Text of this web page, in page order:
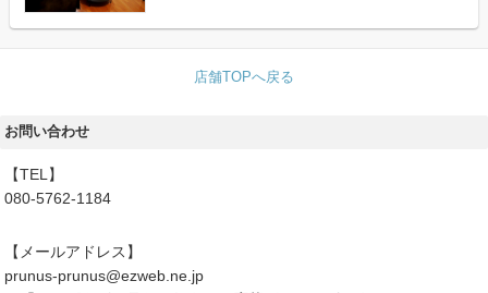
店舗TOPへ戻る
お問い合わせ
【TEL】
080-5762-1184
【メールアドレス】
prunus-prunus@ezweb.ne.jp